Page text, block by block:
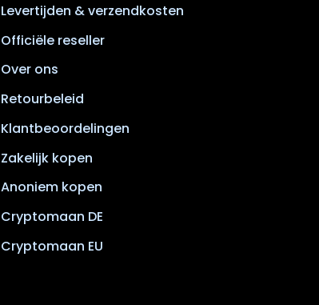
Levertijden & verzendkosten
Officiële reseller
Over ons
Retourbeleid
Klantbeoordelingen
Zakelijk kopen
Anoniem kopen
Cryptomaan DE
Cryptomaan EU